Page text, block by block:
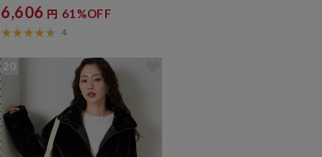
6,606 円 61%OFF
4
20